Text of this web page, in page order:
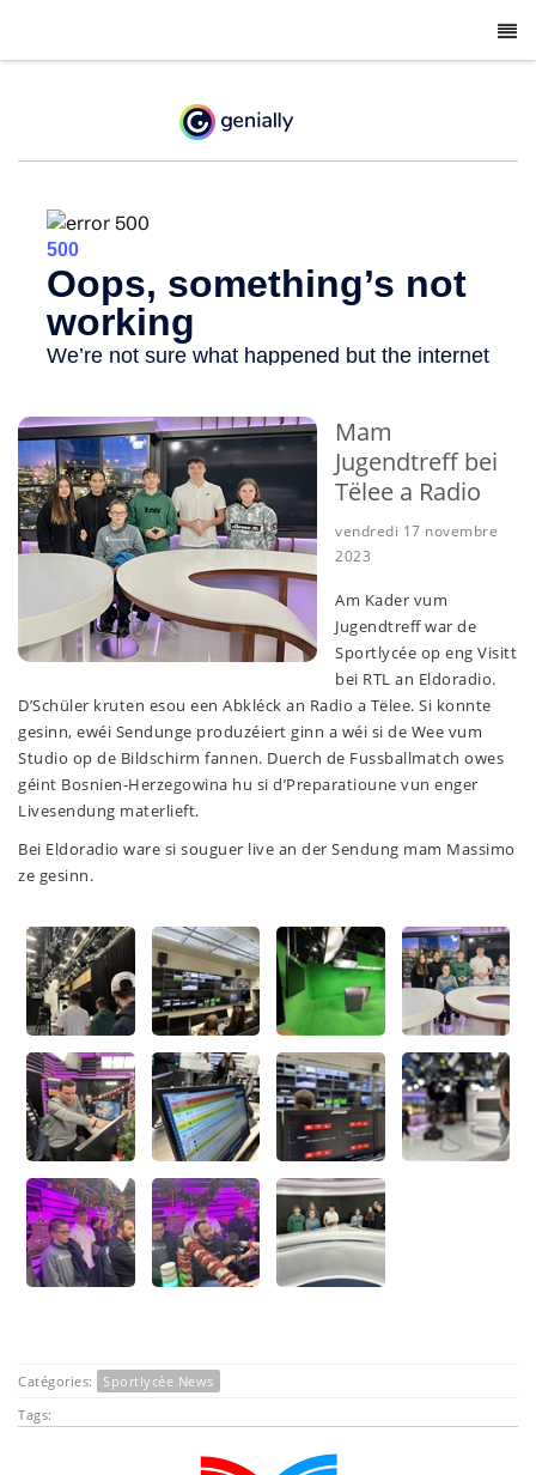
Mam
Jugendtreff bei
Tëlee a Radio
vendredi 17 novembre
2023
Am Kader vum
Jugendtreff war de
Sportlycée op eng Visitt
bei RTL an Eldoradio.
D’Schüler kruten esou een Abkléck an Radio a Tëlee. Si konnte
gesinn, ewéi Sendunge produzéiert ginn a wéi si de Wee vum
Studio op de Bildschirm fannen. Duerch de Fussballmatch owes
géint Bosnien-Herzegowina hu si d’Preparatioune vun enger
Livesendung materlieft.
Bei Eldoradio ware si souguer live an der Sendung mam Massimo
ze gesinn.
Catégories:
Sportlycée News
Tags: